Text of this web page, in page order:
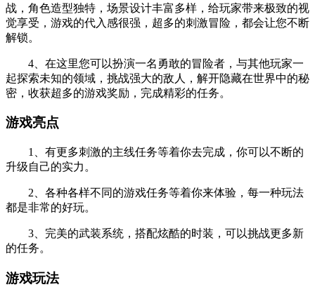
战，角色造型独特，场景设计丰富多样，给玩家带来极致的视
觉享受，游戏的代入感很强，超多的刺激冒险，都会让您不断
解锁。
4、在这里您可以扮演一名勇敢的冒险者，与其他玩家一
起探索未知的领域，挑战强大的敌人，解开隐藏在世界中的秘
密，收获超多的游戏奖励，完成精彩的任务。
游戏亮点
1、有更多刺激的主线任务等着你去完成，你可以不断的
升级自己的实力。
2、各种各样不同的游戏任务等着你来体验，每一种玩法
都是非常的好玩。
3、完美的武装系统，搭配炫酷的时装，可以挑战更多新
的任务。
游戏玩法